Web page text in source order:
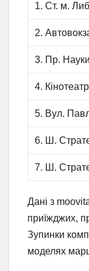
1. Ст. м.
2.
3. Пр. Науки
4.
5. Вул.
6. Ш.
7. Ш.
Дані з
приїжджих,
Зупинки
моделях